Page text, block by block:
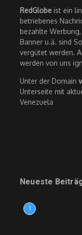
RedGlobe ist ein
betriebenes
bezahlte
Banner u.ä. sind
vergütet werden.
werden von uns
Unter der Domain
Unterseite mit
Venezuela
Neueste
1